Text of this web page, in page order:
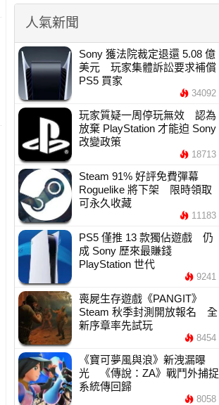
人氣新聞
Sony 獲法院裁定退還 5.08 億
美元 玩家集體訴訟要求補償
PS5 買家
34092
玩家質疑一周停玩無效 認為
放棄 PlayStation 才能迫 Sony
改變政策
18713
Steam 91% 好評免費彈幕
Roguelike 將下架 限時領取
可永久收藏
11183
PS5 僅推 13 款獨佔遊戲 仍
成 Sony 歷來最賺錢
PlayStation 世代
9241
喪屍生存遊戲《PANGIT》
Steam 秋季封測開放報名 全
新序章率先試玩
8454
《寶可夢風與浪》新洩漏曝
光 《傳說：ZA》戰鬥外捕捉
系統傳回歸
8058